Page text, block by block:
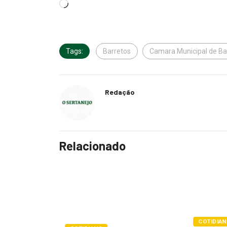
Tags: Barretos Camara Municipal de
Redação
Relacionado